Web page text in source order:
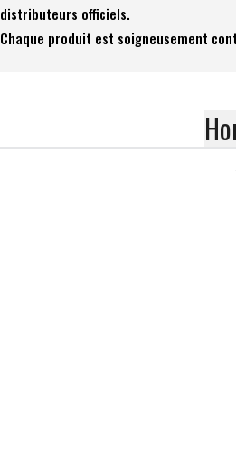
distributeurs officiels.
Chaque produit est soigneusement